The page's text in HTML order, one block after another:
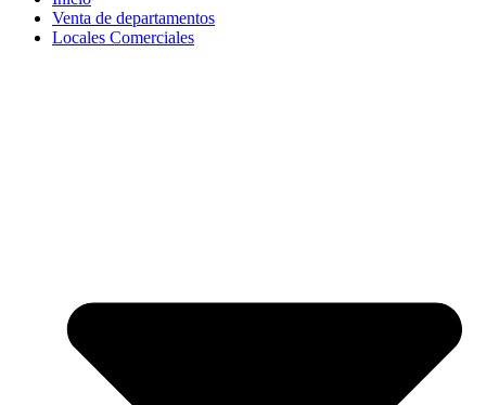
Venta de departamentos
Locales Comerciales